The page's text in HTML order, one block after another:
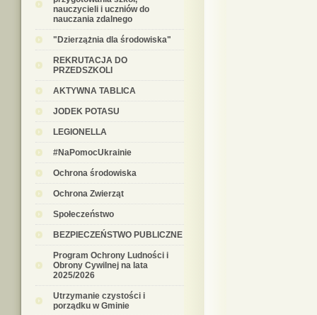
nauczycieli i uczniów do
nauczania zdalnego
"Dzierzążnia dla środowiska"
REKRUTACJA DO
PRZEDSZKOLI
AKTYWNA TABLICA
JODEK POTASU
LEGIONELLA
#NaPomocUkrainie
Ochrona środowiska
Ochrona Zwierząt
Społeczeństwo
BEZPIECZEŃSTWO PUBLICZNE
Program Ochrony Ludności i
Obrony Cywilnej na lata
2025/2026
Utrzymanie czystości i
porządku w Gminie